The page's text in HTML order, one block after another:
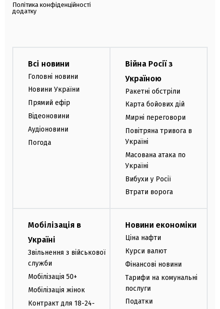
Політика конфіденційності
додатку
Всі новини
Головні новини
Новини України
Прямий ефір
Відеоновини
Аудіоновини
Погода
Війна Росії з
Україною
Ракетні обстріли
Карта бойових дій
Мирні переговори
Повітряна тривога в
Україні
Масована атака по
Україні
Вибухи у Росії
Втрати ворога
Мобілізація в
Україні
Звільнення з військової
служби
Мобілізація 50+
Мобілізація жінок
Контракт для 18-24-
Новини економіки
Ціна нафти
Курси валют
Фінансові новини
Тарифи на комунальні
послуги
Податки